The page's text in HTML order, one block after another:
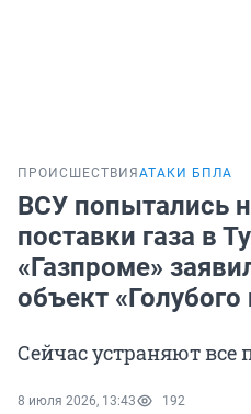
ПРОИСШЕСТВИЯ АТАКИ БПЛА
ВСУ попытались
поставки газа в
«Газпроме»
объект «Голубого
Сейчас устраняют все
8 июля 2026, 13:43 192